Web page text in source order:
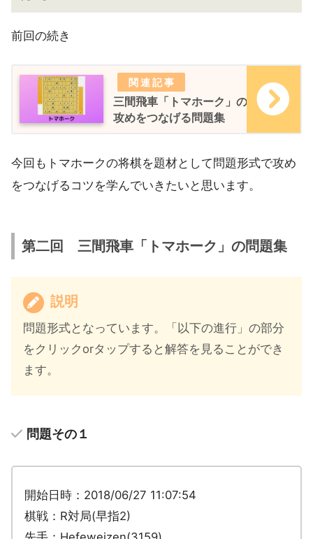
前回の続き
三間飛車「トマホーク」の
攻めをつなげる問題集
今回もトマホークの将棋を題材として問題形式で攻め
をつなげるコツを学んでいきたいと思います。
第二回 三間飛車「トマホーク」の問題集
説明
問題形式となっています。「以下の進行」の部分
をクリックorタップすると解答を見ることができ
ます。
問題その１
開始日時：2018/06/27 11:07:54
棋戦：R対局(早指2)